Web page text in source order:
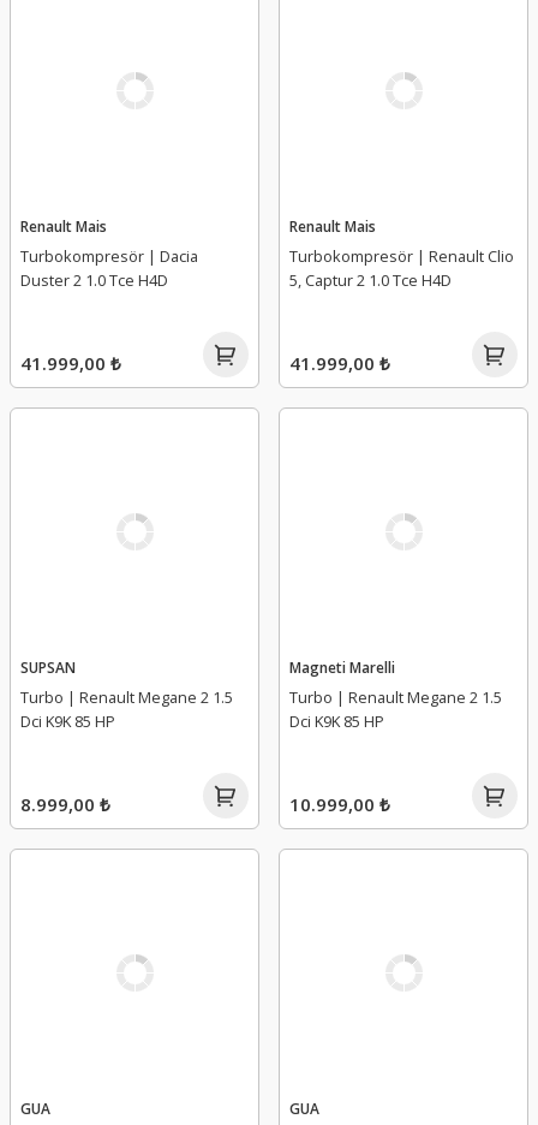
Renault Mais
Turbokompresör | Dacia
Duster 2 1.0 Tce H4D
41.999,00 ₺
Renault Mais
Turbokompresör | Renault Clio
5, Captur 2 1.0 Tce H4D
41.999,00 ₺
SUPSAN
Turbo | Renault Megane 2 1.5
Dci K9K 85 HP
8.999,00 ₺
Magneti Marelli
Turbo | Renault Megane 2 1.5
Dci K9K 85 HP
10.999,00 ₺
GUA GUA